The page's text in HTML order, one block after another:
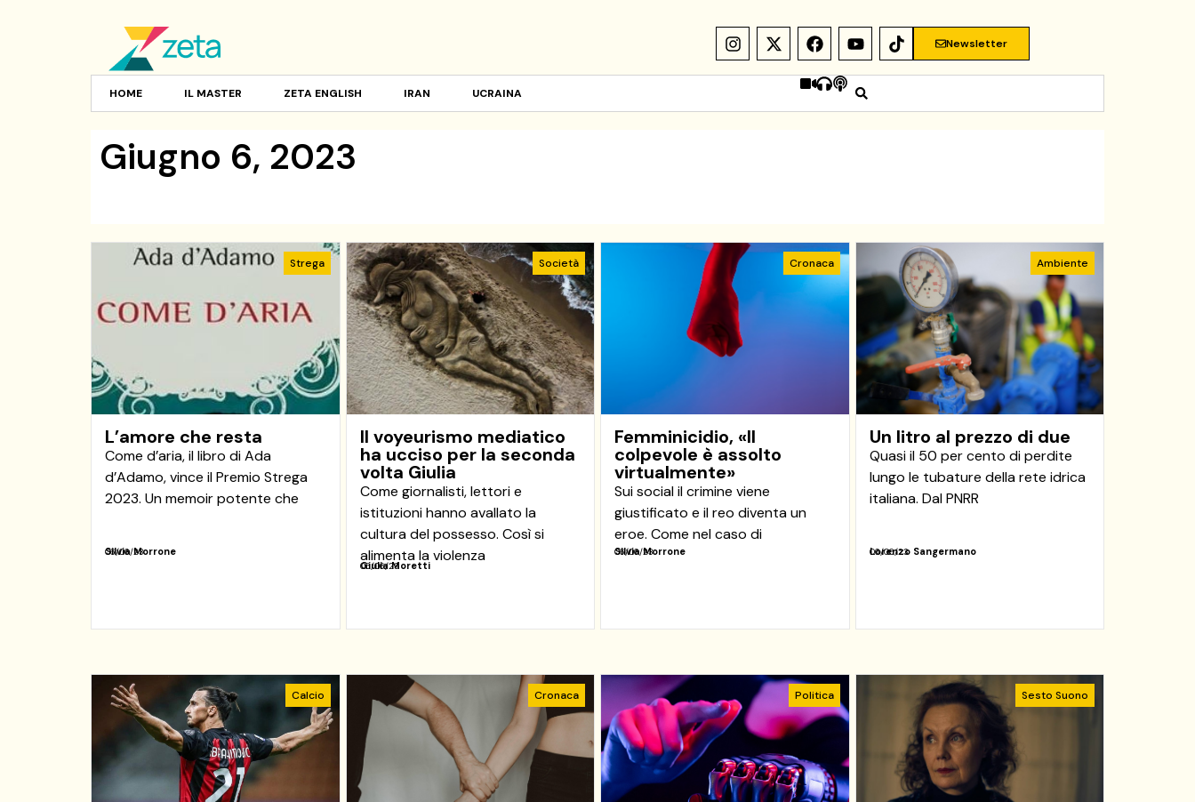
Newsletter
HOME IL MASTER ZETA ENGLISH IRAN UCRAINA
Giugno 6, 2023
Strega
L’amore che resta
Come d’aria, il libro di Ada
d’Adamo, vince il Premio Strega
2023. Un memoir potente che
06/06/23
Silvia Morrone
Società
Il voyeurismo mediatico
ha ucciso per la seconda
volta Giulia
Come giornalisti, lettori e
istituzioni hanno avallato la
cultura del possesso. Così si
alimenta la violenza
06/06/23
Giulia Moretti
Cronaca
Femminicidio, «Il
colpevole è assolto
virtualmente»
Sui social il crimine viene
giustificato e il reo diventa un
eroe. Come nel caso di
06/06/23
Silvia Morrone
Ambiente
Un litro al prezzo di due
Quasi il 50 per cento di perdite
lungo le tubature della rete idrica
italiana. Dal PNRR
06/06/23
Lorenzo Sangermano
Calcio Cronaca Politica Sesto Suono